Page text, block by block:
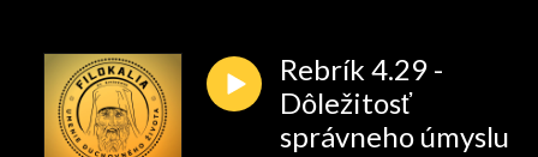
Rebrík 4.29 -
Dôležitosť
správneho úmyslu